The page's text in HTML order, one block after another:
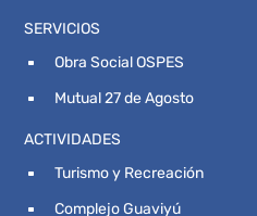
SERVICIOS
^ Obra Social OSPES
^ Mutual 27 de Agosto
ACTIVIDADES
^ Turismo y Recreación
^ Complejo Guaviyú